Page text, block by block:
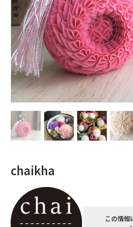
chaikha
この情